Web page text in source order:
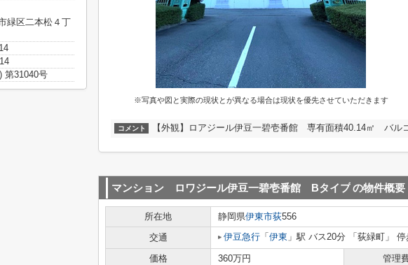
※写真や図と実際の現状とが異なる場合は現状を優先させていただきます
コメント 【外観】ロアジール伊豆一碧壱番館 専有面積40.14㎡ バ
マンション ロワジール伊豆一碧壱番館 Bタイプの物件概要
所在地 静岡県伊東市荻556
交通
伊豆急行 「 伊東 」駅 バス20分 「荻緑町」 停
価格 360万円 管理
緑区二本松４丁
第31040号